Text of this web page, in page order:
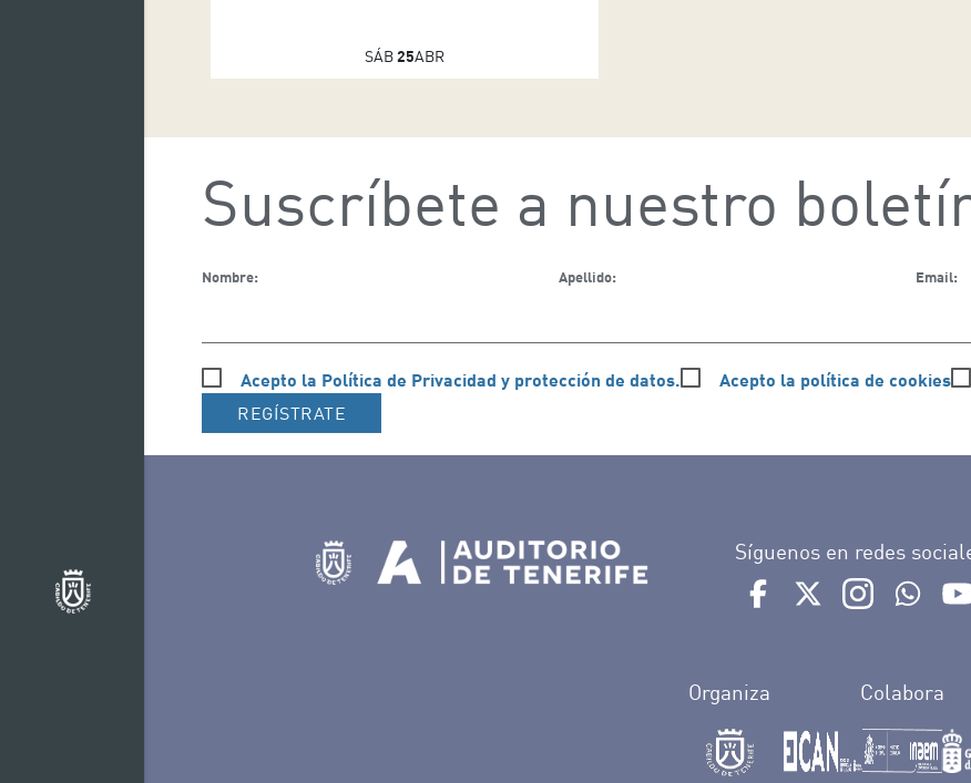
SÁB25ABR
Suscríbete a nuestro
Nombre: Apellido: Email:
Acepto la Política de Privacidad y protección de datos. Acepto la política de cookies
REGÍSTRATE
Síguenos en redes
Ir a perfil de Auditorio
Ir a perfil de
Ir a perfil
Ir al
Organiza Colabora